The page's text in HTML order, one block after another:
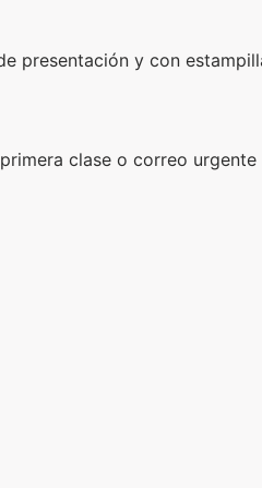
presentación y con
clase o correo